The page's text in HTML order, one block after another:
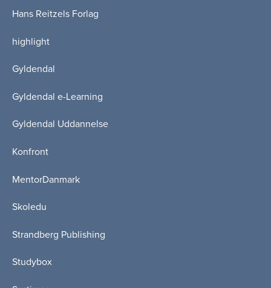
Hans Reitzels Forlag
highlight
Gyldendal
Gyldendal e-Learning
Gyldendal Uddannelse
Konfront
MentorDanmark
Skoledu
Strandberg Publishing
Studybox